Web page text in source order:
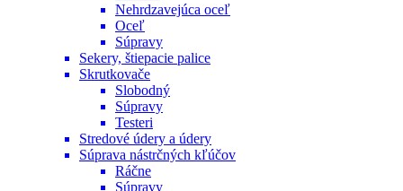
Nehrdzavejúca oceľ
Oceľ
Súpravy
Sekery, štiepacie palice
Skrutkovače
Slobodný
Súpravy
Testeri
Stredové údery a údery
Súprava nástrčných kľúčov
Ráčne
Súpravy